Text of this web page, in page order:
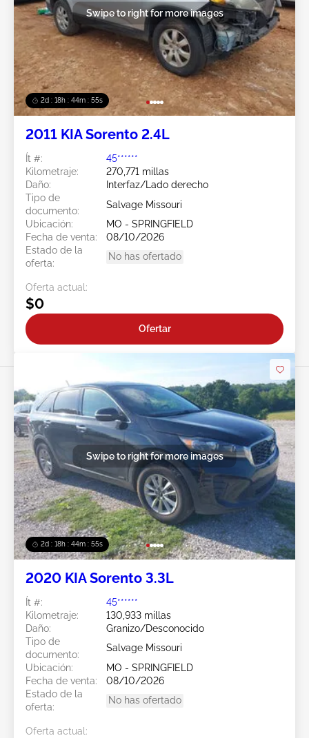
2d : 18h : 44m : 52s
Swipe to right for more images
2011 KIA Sorento 2.4L
Ít #:
45******
Kilometraje:
270,771 millas
Daño:
Interfaz/Lado derecho
Tipo de
documento:
Salvage Missouri
Ubicación:
MO - SPRINGFIELD
Fecha de venta:
08/10/2026
Estado de la
oferta:
No has ofertado
Oferta actual:
$0
Ofertar
2d : 18h : 44m : 52s
Swipe to right for more images
2020 KIA Sorento 3.3L
Ít #:
45******
Kilometraje:
130,933 millas
Daño:
Granizo/Desconocido
Tipo de
documento:
Salvage Missouri
Ubicación:
MO - SPRINGFIELD
Fecha de venta:
08/10/2026
Estado de la
oferta:
No has ofertado
Oferta actual: